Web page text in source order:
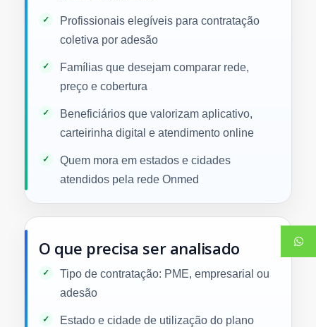
Profissionais elegíveis para contratação
coletiva por adesão
Famílias que desejam comparar rede,
preço e cobertura
Beneficiários que valorizam aplicativo,
carteirinha digital e atendimento online
Quem mora em estados e cidades
atendidos pela rede Onmed
O que precisa ser analisado
Tipo de contratação: PME, empresarial ou
adesão
Estado e cidade de utilização do plano